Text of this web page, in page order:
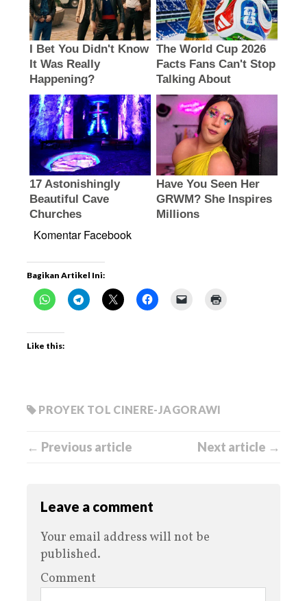
Komentar Facebook
Bagikan Artikel Ini:
Like this:
PROYEK TOL CINERE-JAGORAWI
← Previous article Next article →
Leave a comment
Your email address will not be
published.
Comment